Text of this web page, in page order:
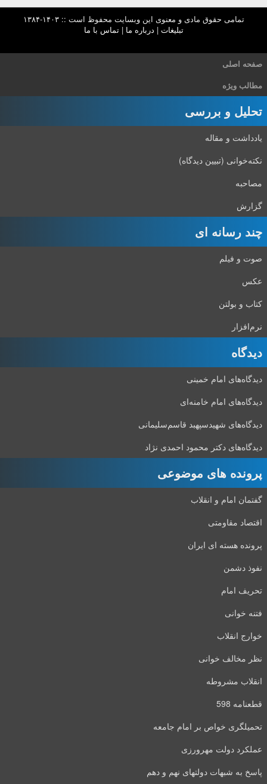
تمامی حقوق مادی و معنوی این وبسایت محفوظ است :: ۱۴۰۳-۱۳۸۴
تبلیغات | درباره ما |تماس با ما
صفحه اصلی
مطالب ویژه
تحلیل و بررسی
یادداشت و مقاله
نکته‌خوانی (تبیین دیدگاه)
مصاحبه
گزارش
چند رسانه ای
صوت و فیلم
عکس
کتاب و بولتن
نرم‌افزار
دیدگاه‌
دیدگاه‌های امام خمینی
دیدگاه‌های امام خامنه‌ای
دیدگاه‌های شهید‌سپهبد قاسم‌سلیمانی
دیدگاه‌های دکتر محمود احمدی نژاد
پرونده های موضوعی
گفتمان امام و انقلاب
اقتصاد مقاومتی
پرونده هسته ای ایران
نفوذ دشمن
تحریف امام
فتنه خوانی
خوارج انقلاب
نظر مخالف خوانی
انقلاب مشروطه
قطعنامه 598
تحمیلگری خواص بر امام جامعه
عملکرد دولت مهرورزی
پاسخ به شبهات دولتهای نهم و دهم